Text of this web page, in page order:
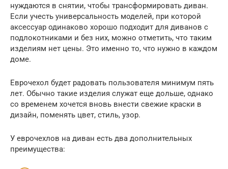
нуждаются в снятии, чтобы трансформировать диван.
Если учесть универсальность моделей, при которой
аксессуар одинаково хорошо подходит для диванов с
подлокотниками и без них, можно отметить, что таким
изделиям нет цены. Это именно то, что нужно в каждом
доме.
Еврочехол будет радовать пользователя минимум пять
лет. Обычно такие изделия служат еще дольше, однако
со временем хочется вновь внести свежие краски в
дизайн, поменять цвет, стиль, узор.
У еврочехлов на диван есть два дополнительных
преимущества: